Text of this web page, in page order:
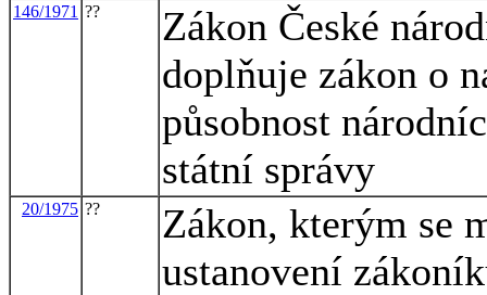
146/1971 ??
Zákon České
doplňuje zákon o
působnost
státní správy
20/1975 ??
Zákon, kterým se
ustanovení